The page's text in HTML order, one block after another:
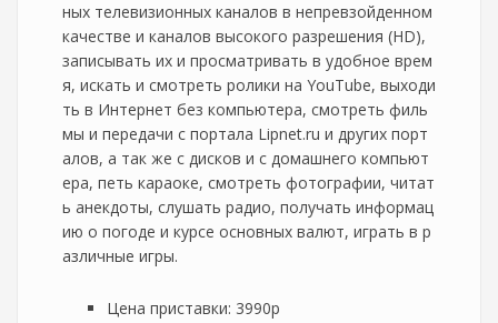
ных телевизионных каналов в непревзойденном
качестве и каналов высокого разрешения (HD),
записывать их и просматривать в удобное врем
я, искать и смотреть ролики на YouTube, выходи
ть в Интернет без компьютера, смотреть филь
мы и передачи с портала Lipnet.ru и других порт
алов, а так же с дисков и с домашнего компьют
ера, петь караоке, смотреть фотографии, читат
ь анекдоты, слушать радио, получать информац
ию о погоде и курсе основных валют, играть в р
азличные игры.
Цена приставки: 3990р